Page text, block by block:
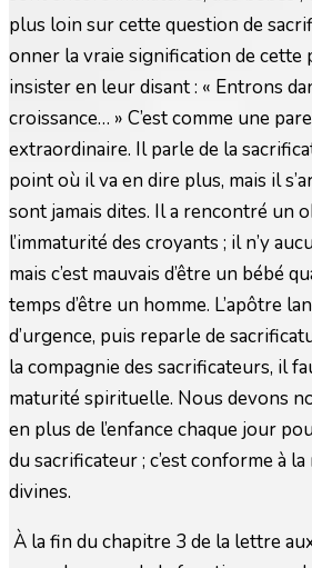
plus loin sur cette question de
onner la vraie signification de cette
insister en leur disant : « Entrons
croissance… » C’est comme une
extraordinaire. Il parle de la
point où il va en dire plus, mais il
sont jamais dites. Il a rencontré un
l’immaturité des croyants ; il n’y
mais c’est mauvais d’être un bébé
temps d’être un homme. L’apôtre
d’urgence, puis reparle de
la compagnie des sacrificateurs, il
maturité spirituelle. Nous devons
en plus de l’enfance chaque jour
du sacrificateur ; c’est conforme à
divines.
À la fin du chapitre 3 de la lettre